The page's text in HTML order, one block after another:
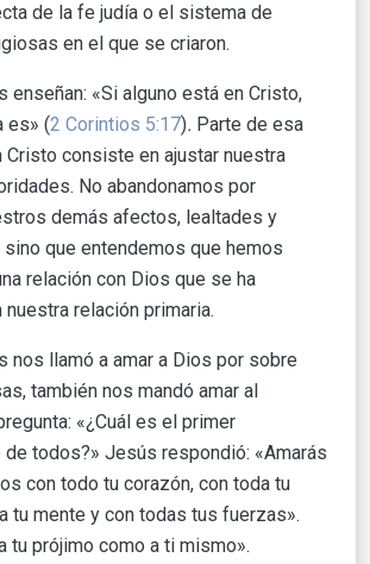
de la fe judía o el sistema de
en el que se criaron.
enseñan: «Si alguno está en Cristo,
es» (2 Corintios 5:17). Parte de esa
Cristo consiste en ajustar nuestra
No abandonamos por
demás afectos, lealtades y
que entendemos que hemos
relación con Dios que se ha
relación primaria.
nos llamó a amar a Dios por sobre
también nos mandó amar al
«¿Cuál es el primer
de todos?» Jesús respondió: «Amarás
con todo tu corazón, con toda tu
tu mente y con todas tus fuerzas».
tu prójimo como a ti mismo».